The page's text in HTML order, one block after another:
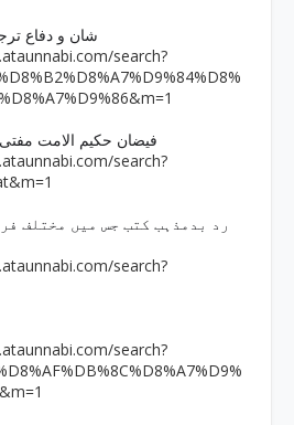
�� شان و دفاع
search?
�� فیضان حکیم الامت
search?
search?
search?